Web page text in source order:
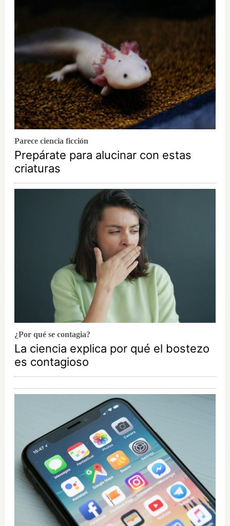
Parece ciencia ficción
Prepárate para alucinar con estas
criaturas
¿Por qué se contagia?
La ciencia explica por qué el bostezo
es contagioso